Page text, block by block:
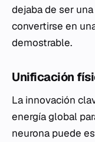
dejaba de ser
convertirse en
demostrable.
Unificación
La innovación
energía global
neurona puede